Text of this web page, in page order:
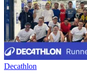
Decathlon